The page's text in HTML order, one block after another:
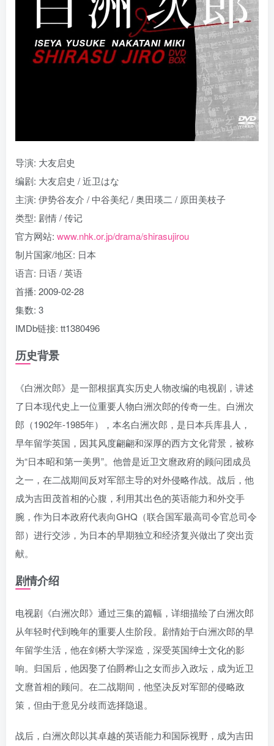
导演: 大友启史
编剧: 大友启史 / 近卫はな
主演: 伊势谷友介 / 中谷美纪 / 奥田瑛二 / 原田美枝子
类型: 剧情 / 传记
官方网站: www.nhk.or.jp/drama/shirasujirou
制片国家/地区: 日本
语言: 日语 / 英语
首播: 2009-02-28
集数: 3
IMDb链接: tt1380496
历史背景
《白洲次郎》是一部根据真实历史人物改编的电视剧，讲述
了日本现代史上一位重要人物白洲次郎的传奇一生。白洲次
郎（1902年-1985年），本名白洲次郎，是日本兵库县人，
早年留学英国，因其风度翩翩和深厚的西方文化背景，被称
为“日本昭和第一美男”。他曾是近卫文麿政府的顾问团成员
之一，在二战期间反对军部主导的对外侵略作战。战后，他
成为吉田茂首相的心腹，利用其出色的英语能力和外交手
腕，作为日本政府代表向GHQ（联合国军最高司令官总司令
部）进行交涉，为日本的早期独立和经济复兴做出了突出贡
献。
剧情介绍
电视剧《白洲次郎》通过三集的篇幅，详细描绘了白洲次郎
从年轻时代到晚年的重要人生阶段。剧情始于白洲次郎的早
年留学生活，他在剑桥大学深造，深受英国绅士文化的影
响。归国后，他因娶了伯爵桦山之女而步入政坛，成为近卫
文麿首相的顾问。在二战期间，他坚决反对军部的侵略政
策，但由于意见分歧而选择隐退。
战后，白洲次郎以其卓越的英语能力和国际视野，成为吉田